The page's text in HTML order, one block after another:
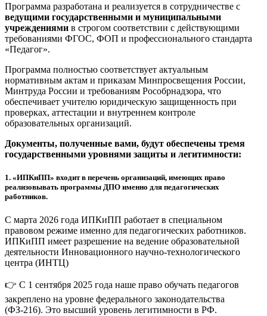
Программа разработана и реализуется в сотрудничестве с
ведущими государственными и муниципальными
учреждениями в строгом соответствии с действующими
требованиями ФГОС, ФОП и профессионального стандарта
«Педагог».
Программа полностью соответствует актуальным
нормативным актам и приказам Минпросвещения России,
Минтруда России и требованиям Рособрнадзора, что
обеспечивает учителю юридическую защищенность при
проверках, аттестации и внутреннем контроле
образовательных организаций.
Документы, полученные вами, будут обеспечены тремя
государственными уровнями защиты и легитимности:
1. «ИПКиПП» входит в перечень организаций, имеющих право
реализовывать программы ДПО именно для педагогических
работников.
С марта 2026 года ИПКиПП работает в специальном
правовом режиме именно для педагогических работников.
ИПКиПП имеет разрешение на ведение образовательной
деятельности Инновационного научно-технологического
центра (ИНТЦ)
👉 С 1 сентября 2025 года наше право обучать педагогов
закреплено на уровне федерального законодательства
(ФЗ-216). Это высший уровень легитимности в РФ.